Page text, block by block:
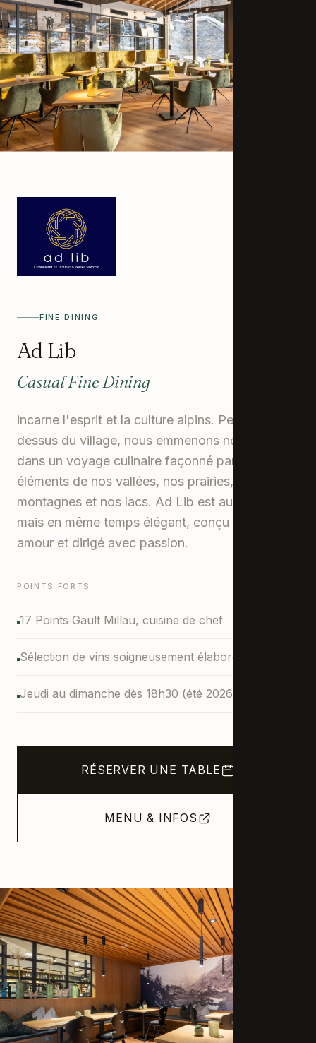
FINE DINING
Ad Lib
Casual Fine Dining
incarne l'esprit et la culture alpins. Perché au-
dessus du village, nous emmenons nos hôtes
dans un voyage culinaire façonné par les
éléments de nos vallées, nos prairies, nos
montagnes et nos lacs. Ad Lib est authentique,
mais en même temps élégant, conçu avec
amour et dirigé avec passion.
POINTS FORTS
17 Points Gault Millau, cuisine de chef
Sélection de vins soigneusement élaborée
Jeudi au dimanche dès 18h30 (été 2026)
RÉSERVER UNE TABLE
MENU & INFOS